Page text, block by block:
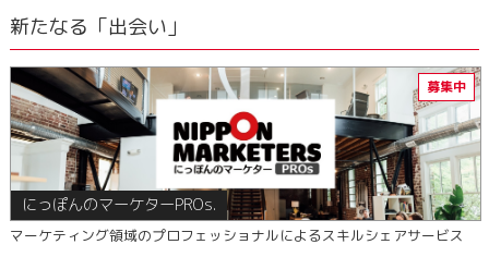
新たなる「出会い」
にっぽんのマーケターPROs.
マーケティング領域のプロフェッショナルによるスキルシェアサービス